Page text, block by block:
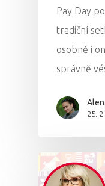
Pay Day
tradiční
osobně i
správně
25.